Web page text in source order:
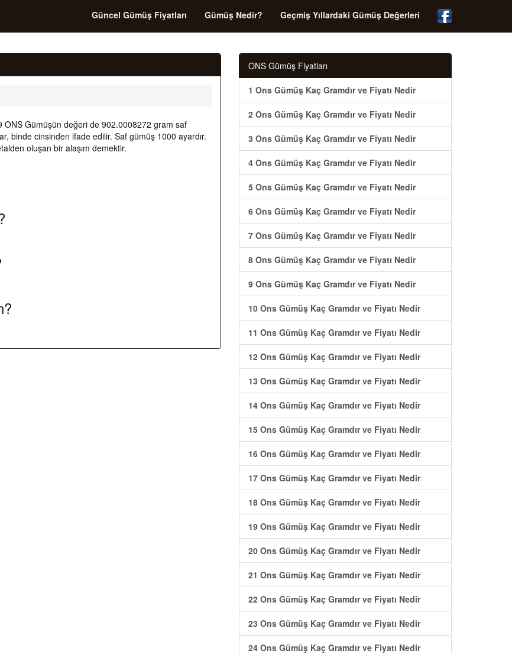
Güncel Gümüş Fiyatları Gümüş Nedir? Geçmiş Yıllardaki Gümüş Değerleri
Gümüşün değeri de 902.0008272 gram saf
binde cinsinden ifade edilir. Saf gümüş 1000 ayardır.
oluşan bir alaşım demektir.
ONS Gümüş Fiyatları
1 Ons Gümüş Kaç Gramdır ve Fiyatı Nedir
2 Ons Gümüş Kaç Gramdır ve Fiyatı Nedir
3 Ons Gümüş Kaç Gramdır ve Fiyatı Nedir
4 Ons Gümüş Kaç Gramdır ve Fiyatı Nedir
5 Ons Gümüş Kaç Gramdır ve Fiyatı Nedir
6 Ons Gümüş Kaç Gramdır ve Fiyatı Nedir
7 Ons Gümüş Kaç Gramdır ve Fiyatı Nedir
8 Ons Gümüş Kaç Gramdır ve Fiyatı Nedir
9 Ons Gümüş Kaç Gramdır ve Fiyatı Nedir
10 Ons Gümüş Kaç Gramdır ve Fiyatı Nedir
11 Ons Gümüş Kaç Gramdır ve Fiyatı Nedir
12 Ons Gümüş Kaç Gramdır ve Fiyatı Nedir
13 Ons Gümüş Kaç Gramdır ve Fiyatı Nedir
14 Ons Gümüş Kaç Gramdır ve Fiyatı Nedir
15 Ons Gümüş Kaç Gramdır ve Fiyatı Nedir
16 Ons Gümüş Kaç Gramdır ve Fiyatı Nedir
17 Ons Gümüş Kaç Gramdır ve Fiyatı Nedir
18 Ons Gümüş Kaç Gramdır ve Fiyatı Nedir
19 Ons Gümüş Kaç Gramdır ve Fiyatı Nedir
20 Ons Gümüş Kaç Gramdır ve Fiyatı Nedir
21 Ons Gümüş Kaç Gramdır ve Fiyatı Nedir
22 Ons Gümüş Kaç Gramdır ve Fiyatı Nedir
23 Ons Gümüş Kaç Gramdır ve Fiyatı Nedir
24 Ons Gümüş Kaç Gramdır ve Fiyatı Nedir